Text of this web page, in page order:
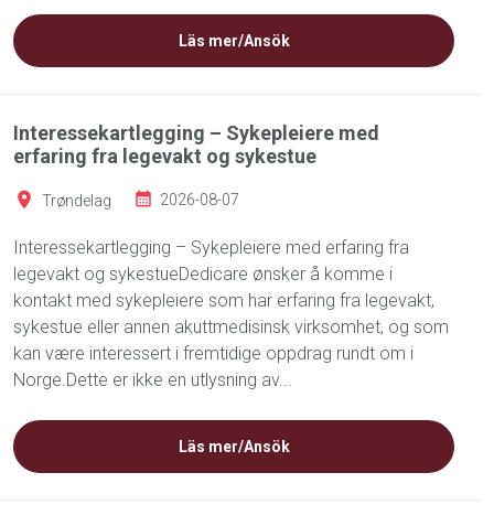
Läs mer/Ansök
Interessekartlegging – Sykepleiere med
erfaring fra legevakt og sykestue
Trøndelag 2026-08-07
Interessekartlegging – Sykepleiere med erfaring fra
legevakt og sykestueDedicare ønsker å komme i
kontakt med sykepleiere som har erfaring fra legevakt,
sykestue eller annen akuttmedisinsk virksomhet, og som
kan være interessert i fremtidige oppdrag rundt om i
Norge.Dette er ikke en utlysning av...
Läs mer/Ansök